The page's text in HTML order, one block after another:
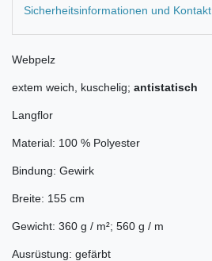
Sicherheitsinformationen und Kontakt
Webpelz
extem weich, kuschelig; antistatisch
Langflor
Material: 100 % Polyester
Bindung: Gewirk
Breite: 155 cm
Gewicht: 360 g / m²; 560 g / m
Ausrüstung: gefärbt